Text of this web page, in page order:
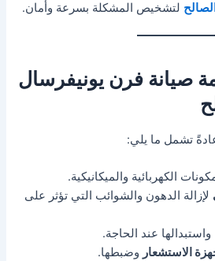
لتشخيص المشكلة بسرعة وأمان.
صيانة فرن يونيفرسال
عادةً تشمل ما يلي:
الكهربائية والميكانيكية.
لإزالة الدهون والشوائب التي تؤثر على
واستبدالها عند الحاجة.
الاستشعار وضبطها.